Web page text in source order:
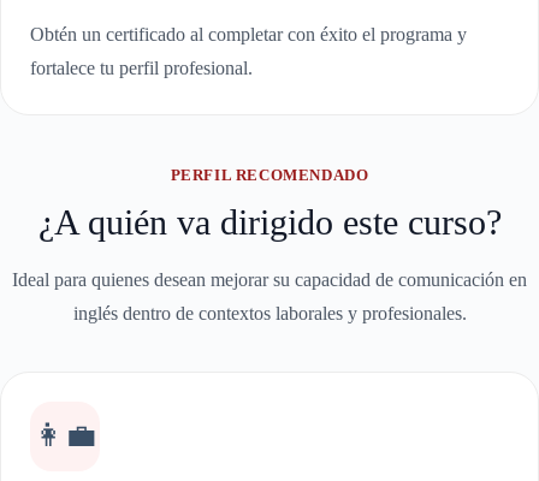
Obtén un certificado al completar con éxito el programa y
fortalece tu perfil profesional.
PERFIL RECOMENDADO
¿A quién va dirigido este curso?
Ideal para quienes desean mejorar su capacidad de comunicación en
inglés dentro de contextos laborales y profesionales.
👩‍💼